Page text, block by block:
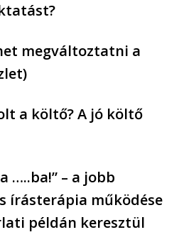
megváltoztatni a
a költő? A jó költő
…..ba!” – a jobb
írásterápia működése
példán keresztül